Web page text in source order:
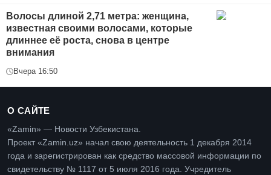
Волосы длиной 2,71 метра: женщина,
известная своими волосами, которые
длиннее её роста, снова в центре
внимания
Вчера 16:50
О САЙТЕ
«Zamin» — Новости Узбекистана.
Проект «Zamin.uz» начал свою деятельность 1 декабря 2014
года и зарегистрирован как средство массовой информации по
свидетельству № 1117 от 5 июля 2016 года. Учредитель